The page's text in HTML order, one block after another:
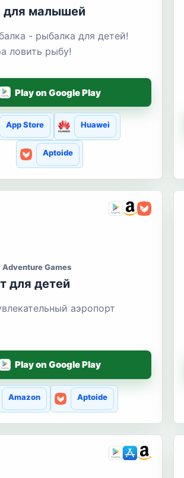
для малышей
- рыбалка для детей!
ловить рыбу!
Play on Google Play
App Store Huawei
Aptoide
Adventure Games
для детей
аэропорт
Play on Google Play
Amazon Aptoide